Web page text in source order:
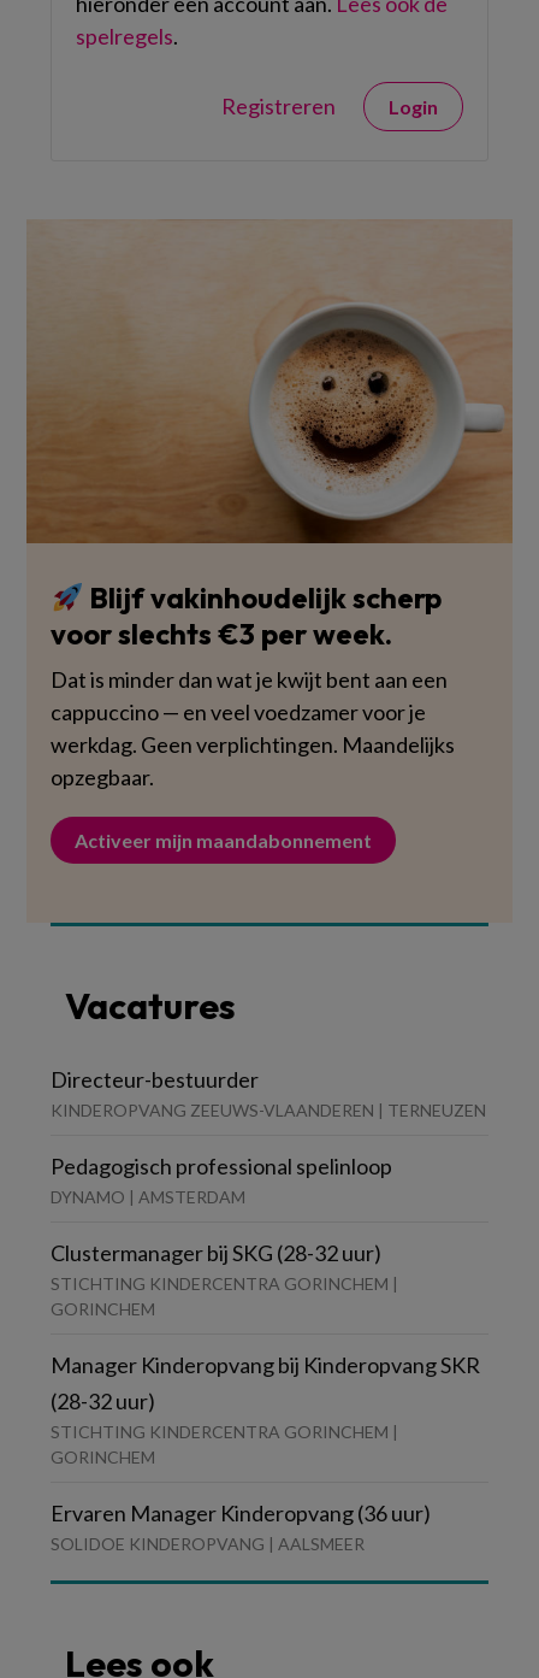
spelregels.
Registreren Login
Blijf vakinhoudelijk scherp
voor slechts €3 per week.
Dat is minder dan wat je kwijt bent aan een
cappuccino — en veel voedzamer voor je
werkdag. Geen verplichtingen. Maandelijks
opzegbaar.
Activeer mijn maandabonnement
Vacatures
Directeur-bestuurder
KINDEROPVANG ZEEUWS-VLAANDEREN | TERNEUZEN
Pedagogisch professional spelinloop
DYNAMO | AMSTERDAM
Clustermanager bij SKG (28-32 uur)
STICHTING KINDERCENTRA GORINCHEM |
GORINCHEM
Manager Kinderopvang bij Kinderopvang SKR
(28-32 uur)
STICHTING KINDERCENTRA GORINCHEM |
GORINCHEM
Ervaren Manager Kinderopvang (36 uur)
SOLIDOE KINDEROPVANG | AALSMEER
Lees ook